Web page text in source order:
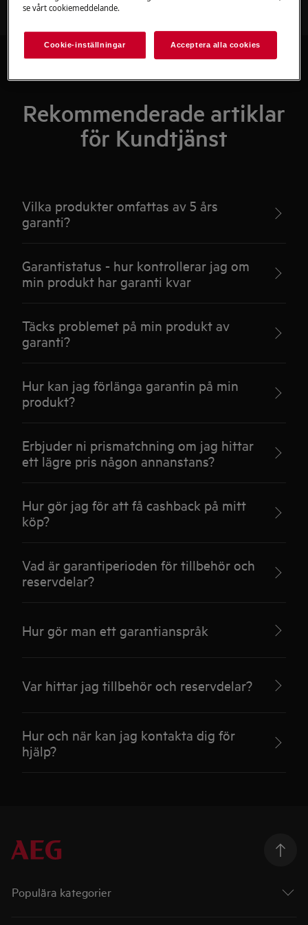
Rekommenderade artiklar
för Kundtjänst
Vilka produkter omfattas av 5 års
garanti?
Garantistatus - hur kontrollerar jag om
min produkt har garanti kvar
Täcks problemet på min produkt av
garanti?
Hur kan jag förlänga garantin på min
produkt?
Erbjuder ni prismatchning om jag hittar
ett lägre pris någon annanstans?
Hur gör jag för att få cashback på mitt
köp?
Vad är garantiperioden för tillbehör och
reservdelar?
Hur gör man ett garantianspråk
Var hittar jag tillbehör och reservdelar?
Hur och när kan jag kontakta dig för
hjälp?
Populära kategorier
se vårt cookiemeddelande.
Cookie-inställningar Acceptera alla cookies